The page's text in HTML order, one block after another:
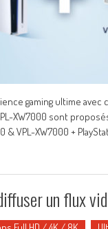
gaming ultime
XW7000 sont
& VPL-XW7000 +
un flux